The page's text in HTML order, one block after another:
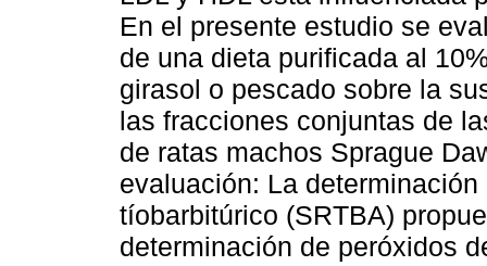
En el presente estudio se
de una dieta purificada al
girasol o pescado sobre la
las fracciones conjuntas de
de ratas machos Sprague
evaluación: La
tíobarbitúrico (SRTBA)
determinación de peróxidos